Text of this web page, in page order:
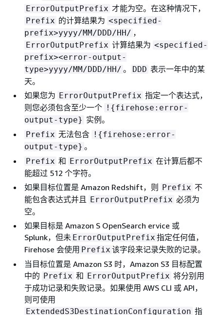
ErrorOutputPrefix 才能为空。在这种情况下，
Prefix 的计算结果为 <specified-
prefix>yyyy/MM/DDD/HH/ ，
ErrorOutputPrefix 计算结果为 <specified-
prefix><error-output-
type>yyyy/MM/DDD/HH/ 。 DDD 表示一年中的某
天。
如果您为 ErrorOutputPrefix 指定一个表达式，
则您必须包含至少一个 ! {firehose:error-
output-type} 实例。
Prefix 无法包含 ! {firehose:error-
output-type} 。
Prefix 和 ErrorOutputPrefix 在计算后都不
能超过 512 个字符。
如果目标位置是 Amazon Redshift，则
Prefix 不
能包含表达式并且 ErrorOutputPrefix 必须为
空。
如果目标是 Amazon S OpenSearch ervice 或
Splunk，但未 ErrorOutputPrefix 指定任何值，
Firehose 会使用 Prefix 该字段来记录失败的记录。
当目标位置是 Amazon S3 时，Amazon S3 目标配置
中的 Prefix 和 ErrorOutputPrefix 将分别用
于成功记录和失败记录。如果使用 AWS CLI 或 API，
则可使用
ExtendedS3DestinationConfiguration 指